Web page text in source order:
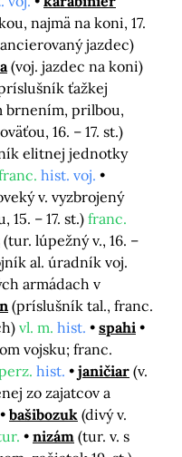
najmä na koni, 17.
jazdec)
(voj. jazdec na koni)
ťažkej
brnením, prilbou,
16. – 17. st.)
elitnej jednotky
hist. voj.
v. vyzbrojený
– 17. st.)franc.
(tur. lúpežný v., 16. –
al. úradník voj.
armádach v
(príslušník tal., franc.
vl. m. hist.
spahi
vojsku; franc.
hist. janičiar (v.
zo zajatcov a
bašibozuk (divý v.
nizám (tur. v. s